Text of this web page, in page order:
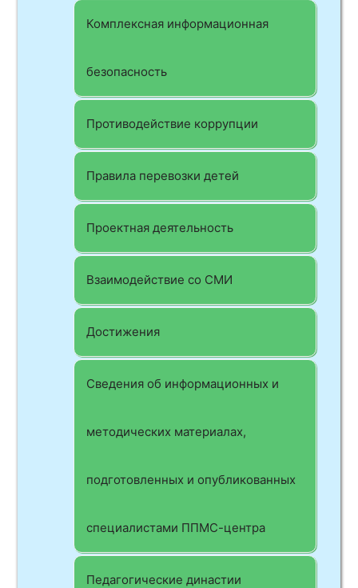
Комплексная информационная
безопасность
Противодействие коррупции
Правила перевозки детей
Проектная деятельность
Взаимодействие со СМИ
Достижения
Сведения об информационных и
методических материалах,
подготовленных и опубликованных
специалистами ППМС-центра
Педагогические династии